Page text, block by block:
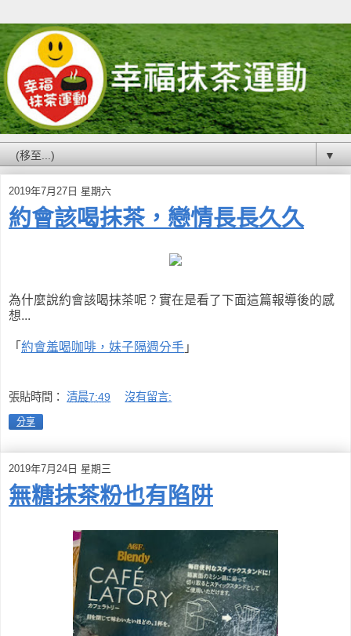
▼
2019年7月27日 星期六
約會該喝抹茶，戀情長長久久
為什麼說約會該喝抹茶呢？實在是看了下面這篇報導後的感
想...
「 約會羞喝咖啡，妹子隔週分手 」
張貼時間： 清晨7:49 沒有留言:
分享
2019年7月24日 星期三
無糖抹茶粉也有陷阱